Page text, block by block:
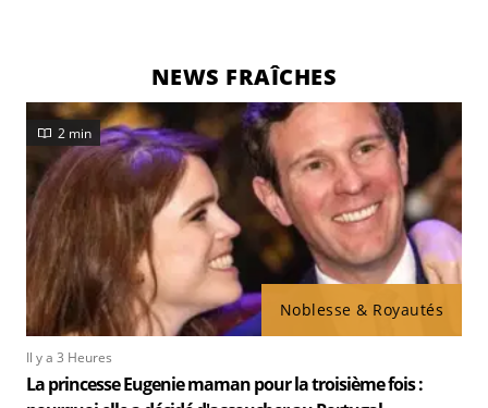
NEWS FRAÎCHES
Noblesse & Royautés
2 min
Il y a 3 Heures
La princesse Eugenie maman pour la troisième fois :